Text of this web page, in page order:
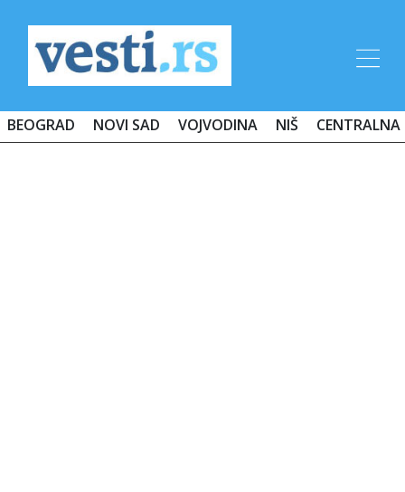
BEOGRAD NOVI SAD VOJVODINA NIŠ CENTRALNA